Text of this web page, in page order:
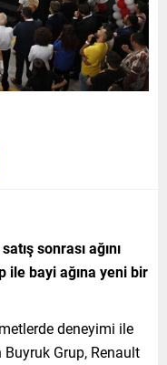
sonrası ağını
ile bayi ağına yeni bir
deneyimi ile
Grup, Renault